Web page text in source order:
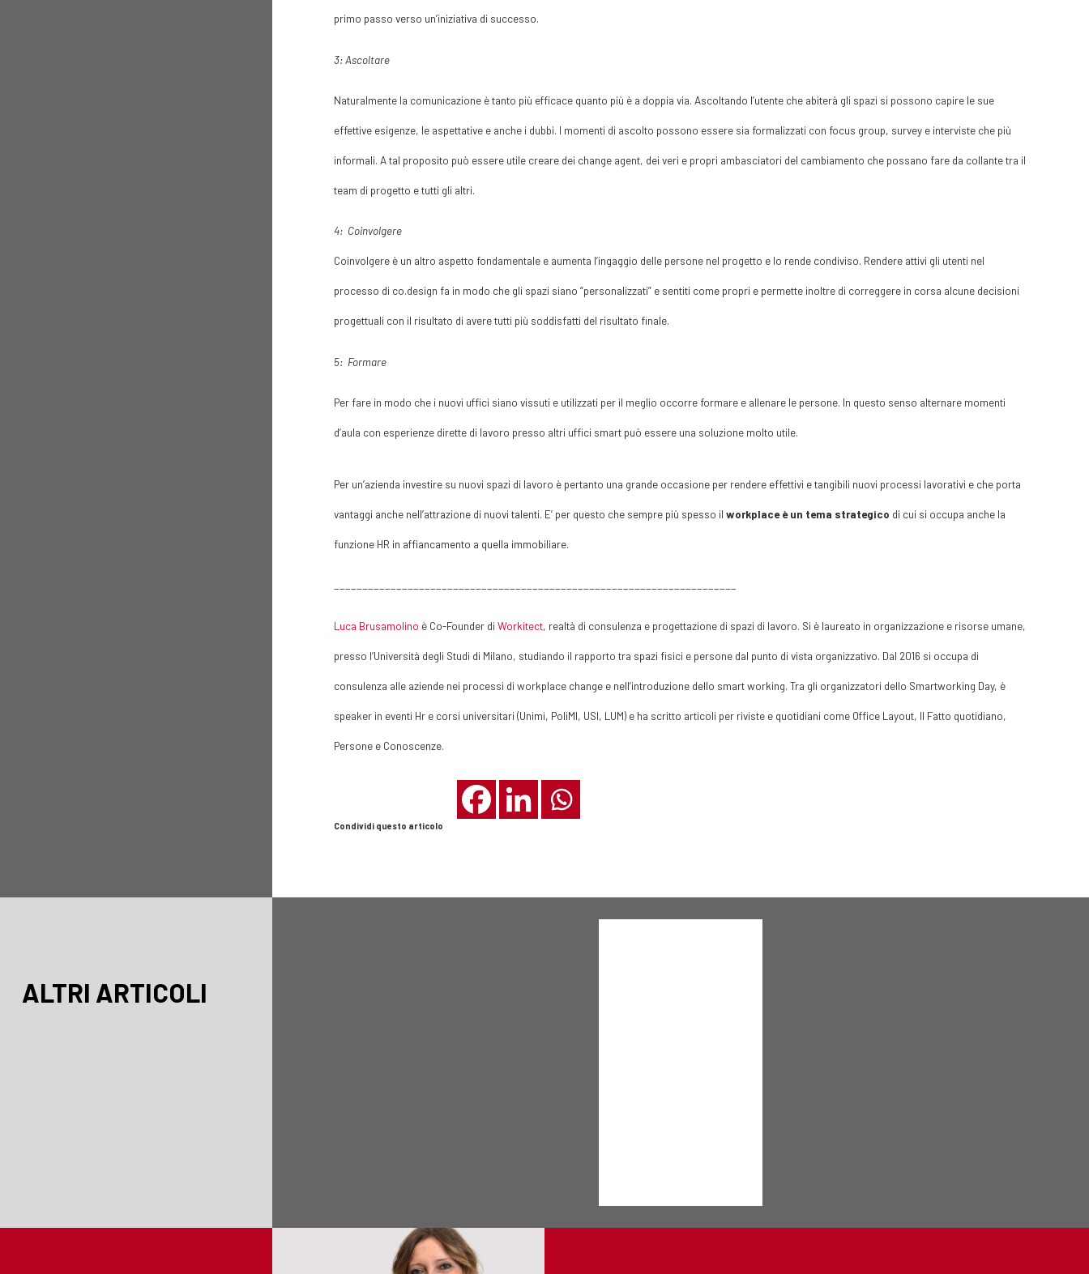
primo passo verso un’iniziativa di successo.
3: Ascoltare
Naturalmente la comunicazione è tanto più efficace quanto più è a doppia via. Ascoltando l’utente che abiterà gli spazi si possono capire le sue
effettive esigenze, le aspettative e anche i dubbi. I momenti di ascolto possono essere sia formalizzati con focus group, survey e interviste che più
informali. A tal proposito può essere utile creare dei change agent, dei veri e propri ambasciatori del cambiamento che possano fare da collante tra il
team di progetto e tutti gli altri.
4: Coinvolgere
Coinvolgere è un altro aspetto fondamentale e aumenta l’ingaggio delle persone nel progetto e lo rende condiviso. Rendere attivi gli utenti nel
processo di co.design fa in modo che gli spazi siano “personalizzati” e sentiti come propri e permette inoltre di correggere in corsa alcune decisioni
progettuali con il risultato di avere tutti più soddisfatti del risultato finale.
5: Formare
Per fare in modo che i nuovi uffici siano vissuti e utilizzati per il meglio occorre formare e allenare le persone. In questo senso alternare momenti
d’aula con esperienze dirette di lavoro presso altri uffici smart può essere una soluzione molto utile.
Per un’azienda investire su nuovi spazi di lavoro è pertanto una grande occasione per rendere effettivi e tangibili nuovi processi lavorativi e che porta
vantaggi anche nell’attrazione di nuovi talenti. E’ per questo che sempre più spesso il workplace è un tema strategico di cui si occupa anche la
funzione HR in affiancamento a quella immobiliare.
Luca Brusamolino è Co-Founder di Workitect, realtà di consulenza e progettazione di spazi di lavoro. Si è laureato in organizzazione e risorse umane,
presso l’Università degli Studi di Milano, studiando il rapporto tra spazi fisici e persone dal punto di vista organizzativo. Dal 2016 si occupa di
consulenza alle aziende nei processi di workplace change e nell’introduzione dello smart working. Tra gli organizzatori dello Smartworking Day, è
speaker in eventi Hr e corsi universitari (Unimi, PoliMI, USI, LUM) e ha scritto articoli per riviste e quotidiani come Office Layout, Il Fatto quotidiano,
Persone e Conoscenze.
Condividi questo articolo
ALTRI ARTICOLI